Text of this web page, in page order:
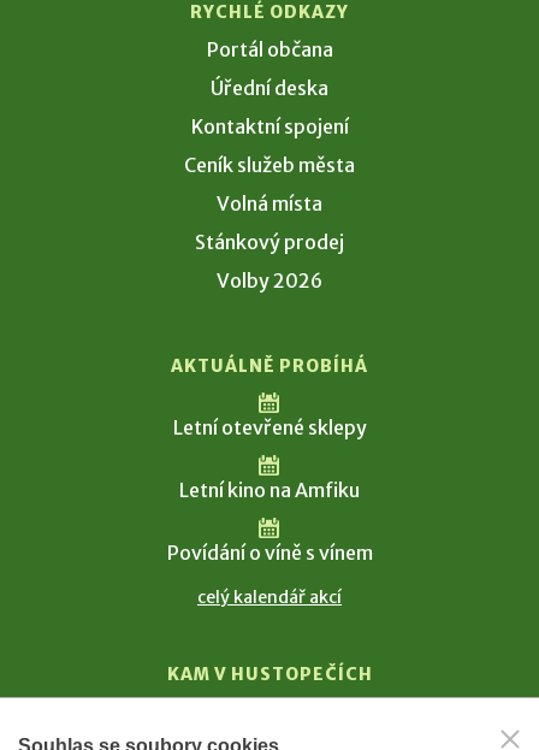
RYCHLÉ ODKAZY
Portál občana
Úřední deska
Kontaktní spojení
Ceník služeb města
Volná místa
Stánkový prodej
Volby 2026
AKTUÁLNĚ PROBÍHÁ
Letní otevřené sklepy
Letní kino na Amfiku
Povídání o víně s vínem
celý kalendář akcí
KAM V HUSTOPEČÍCH
Souhlas se soubory cookies